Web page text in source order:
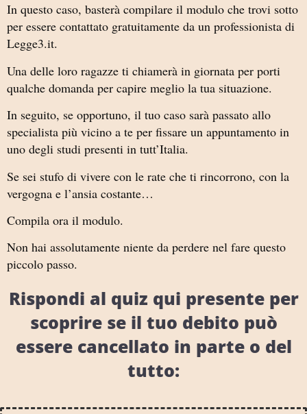
In questo caso, basterà compilare il modulo che trovi sotto
per essere contattato gratuitamente da un professionista di
Legge3.it.
Una delle loro ragazze ti chiamerà in giornata per porti
qualche domanda per capire meglio la tua situazione.
In seguito, se opportuno, il tuo caso sarà passato allo
specialista più vicino a te per fissare un appuntamento in
uno degli studi presenti in tutt’Italia.
Se sei stufo di vivere con le rate che ti rincorrono, con la
vergogna e l’ansia costante…
Compila ora il modulo.
Non hai assolutamente niente da perdere nel fare questo
piccolo passo.
Rispondi al quiz qui presente per
scoprire se il tuo debito può
essere cancellato in parte o del
tutto: